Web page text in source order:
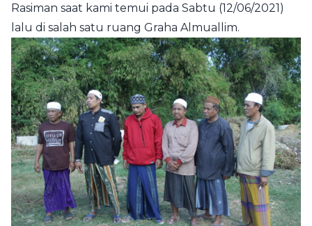
Rasiman saat kami temui pada Sabtu (12/06/2021)
lalu di salah satu ruang Graha Almuallim.